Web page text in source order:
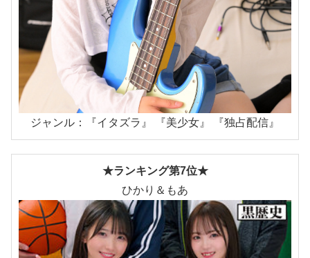
ジャンル：『イタズラ』 『美少女』 『独占配信』
★ランキング第7位★
ひかり＆もあ